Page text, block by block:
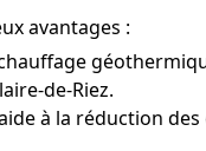
avantages :
de-Riez.
à la réduction